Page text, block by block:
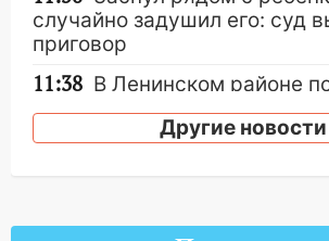
случайно задушил его: суд
приговор
11:38 В Ленинском районе
полностью уничтожил
Другие новости